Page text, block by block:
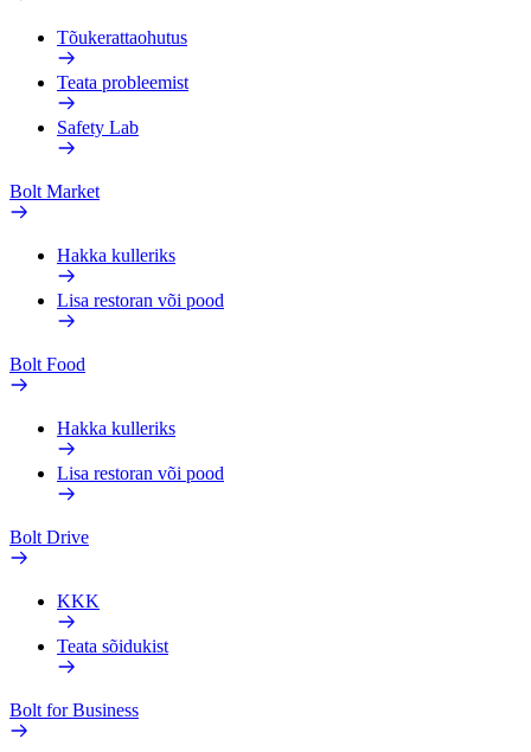
Tõukerattaohutus
Teata probleemist
Safety Lab
Bolt Market
Hakka kulleriks
Lisa restoran või pood
Bolt Food
Hakka kulleriks
Lisa restoran või pood
Bolt Drive
KKK
Teata sõidukist
Bolt for Business